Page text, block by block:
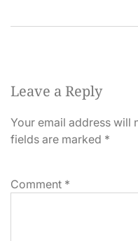
Leave a Reply
Your email address will
fields are marked *
Comment *